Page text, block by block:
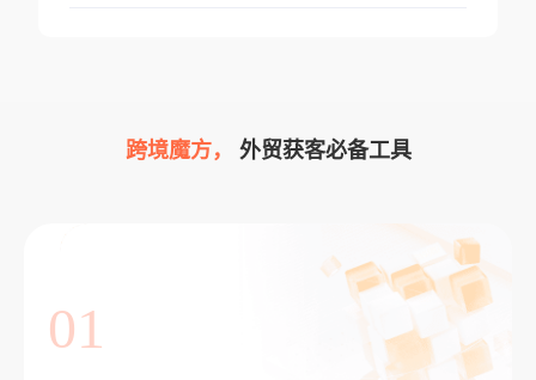
跨境魔方， 外贸获客必备工具
01